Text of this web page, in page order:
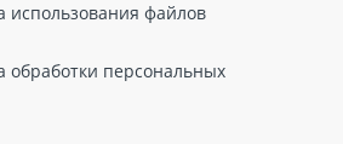
использования файлов
обработки персональных